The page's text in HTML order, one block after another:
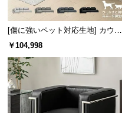
ー
ト
お
知
ら
[傷に強いペット対応生地] カウチ
ソファセット 組替自由自在（カウ
￥104,998